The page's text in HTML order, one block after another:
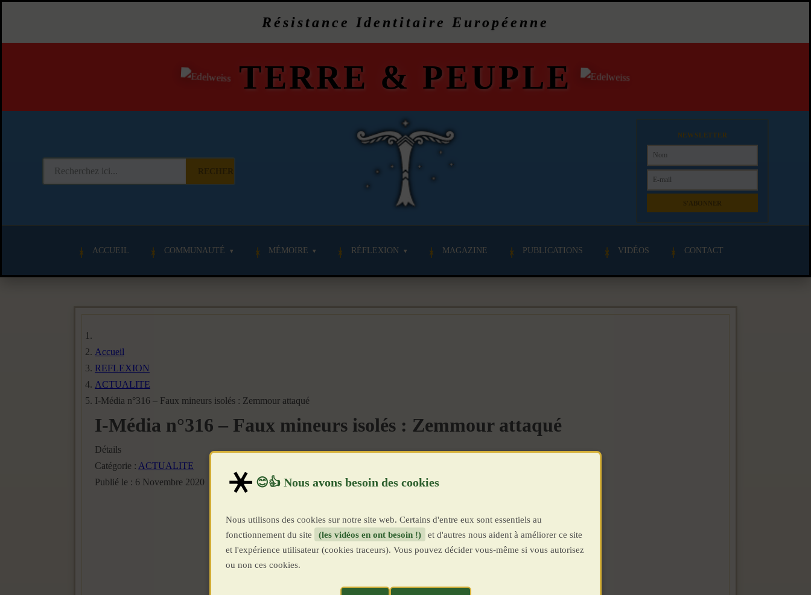
Résistance Identitaire Européenne
TERRE & PEUPLE
NEWSLETTER
ACCUEIL COMMUNAUTÉ MÉMOIRE RÉFLEXION MAGAZINE PUBLICATIONS VIDÉOS CONTACT
Accueil
REFLEXION
ACTUALITE
I-Média n°316 – Faux mineurs isolés : Zemmour attaqué
I-Média n°316 – Faux mineurs isolés : Zemmour attaqué
Détails
Catégorie : ACTUALITE
Publié le : 6 Novembre 2020
Nous utilisons des cookies sur notre site web. Certains d'entre eux sont essentiels au
fonctionnement du site
(les vidéos en ont besoin !)
et d'autres nous aident à améliorer ce site
et l'expérience utilisateur (cookies traceurs). Vous pouvez décider vous-même si vous autorisez
ou non ces cookies.